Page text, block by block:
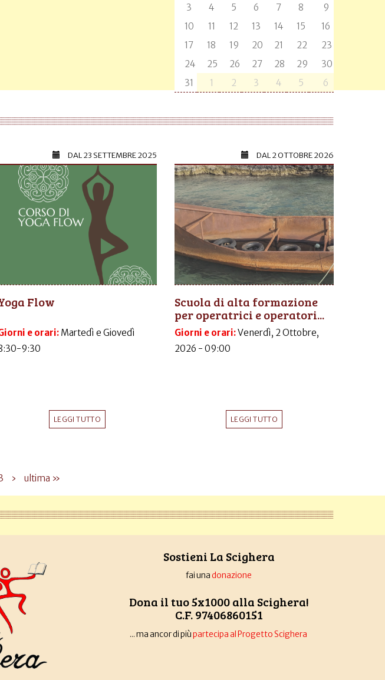
3
4 5 6 7 8
9
10
11 12 13 14 15
16
17
18 19 20 21 22
23
24
25 26 27 28 29
30
31
1 2 3 4 5 6
DAL23 SETTEMBRE 2025
Flow
e orari: Martedì e Giovedì
9:30
LEGGI TUTTO
DAL2 OTTOBRE 2026
Scuola di alta formazione
per operatrici e operatori...
Giorni e orari:Venerdì, 2 Ottobre,
2026 - 09:00
LEGGI TUTTO
› ultima »
Sostieni La Scighera
fai unadonazione
Dona il tuo 5x1000 alla Scighera!
C.F. 97406860151
... ma ancor di piùpartecipa al Progetto Scighera